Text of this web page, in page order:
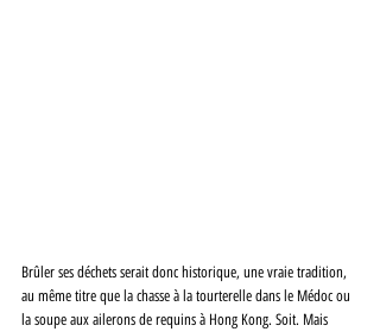
Brûler ses déchets serait donc historique, une vraie tradition,
au même titre que la chasse à la tourterelle dans le Médoc ou
la soupe aux ailerons de requins à Hong Kong. Soit. Mais